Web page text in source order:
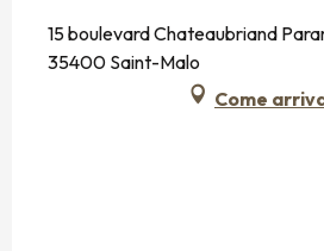
15 boulevard Chateaubriand
35400 Saint-Malo
Come